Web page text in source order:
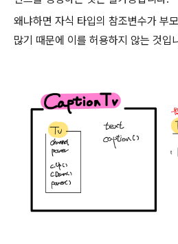
왜냐하면 자식 타입의 참조변수가 부
많기 때문에 이를 허용하지 않는 것입